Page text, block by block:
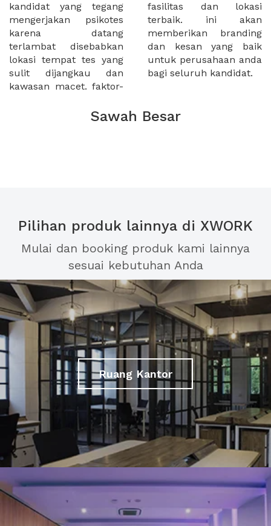
kandidat yang tegang
mengerjakan psikotes
karena datang
terlambat disebabkan
lokasi tempat tes yang
sulit dijangkau dan
kawasan macet. faktor-
fasilitas dan lokasi
terbaik. ini akan
memberikan branding
dan kesan yang baik
untuk perusahaan anda
bagi seluruh kandidat.
Sawah Besar
Pilihan produk lainnya di XWORK
Mulai dan booking produk kami lainnya
sesuai kebutuhan Anda
Ruang Kantor